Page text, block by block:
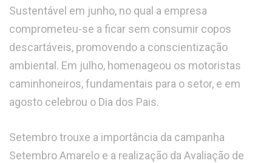
Sustentável em junho, no qual a empresa
comprometeu-se a ficar sem consumir copos
descartáveis, promovendo a conscientização
ambiental. Em julho, homenageou os motoristas
caminhoneiros, fundamentais para o setor, e em
agosto celebrou o Dia dos Pais.
Setembro trouxe a importância da campanha
Setembro Amarelo e a realização da Avaliação de